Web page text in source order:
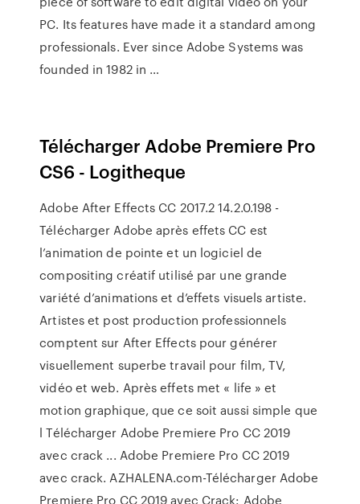
PC. Its features have made it a standard among
professionals. Ever since Adobe Systems was
founded in 1982 in …
Télécharger Adobe Premiere Pro
CS6 - Logitheque
Adobe After Effects CC 2017.2 14.2.0.198 -
Télécharger Adobe après effets CC est
l’animation de pointe et un logiciel de
compositing créatif utilisé par une grande
variété d’animations et d’effets visuels artiste.
Artistes et post production professionnels
comptent sur After Effects pour générer
visuellement superbe travail pour film, TV,
vidéo et web. Après effets met « life » et
motion graphique, que ce soit aussi simple que
l Télécharger Adobe Premiere Pro CC 2019
avec crack ... Adobe Premiere Pro CC 2019
avec crack. AZHALENA.com-Télécharger Adobe
Premiere Pro CC 2019 avec Crack: Adobe